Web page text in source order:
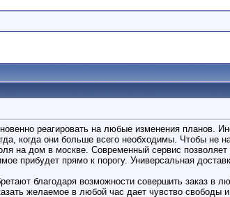
реагировать на любые изменения планов.
когда они больше всего необходимы. Чтобы не
на дом в москве. Современный сервис
прибудет прямо к порогу. Универсальная
благодаря возможности совершить заказ в
желаемое в любой час дает чувство свободы